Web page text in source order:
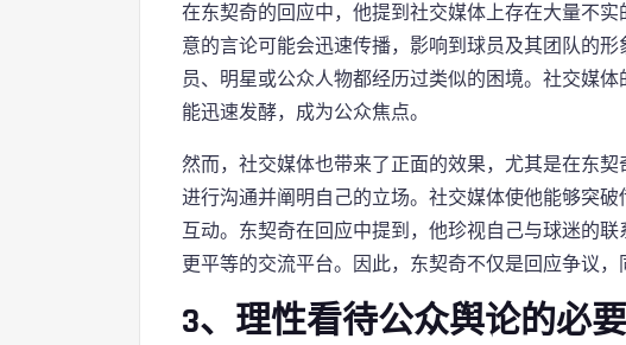
在东契奇的回应中，他提到社交媒体上存在大量不
意的言论可能会迅速传播，影响到球员及其团队的
员、明星或公众人物都经历过类似的困境。社交媒
能迅速发酵，成为公众焦点。
然而，社交媒体也带来了正面的效果，尤其是在东
进行沟通并阐明自己的立场。社交媒体使他能够突
互动。东契奇在回应中提到，他珍视自己与球迷的联
更平等的交流平台。因此，东契奇不仅是回应争议，
3、理性看待公众舆论的必